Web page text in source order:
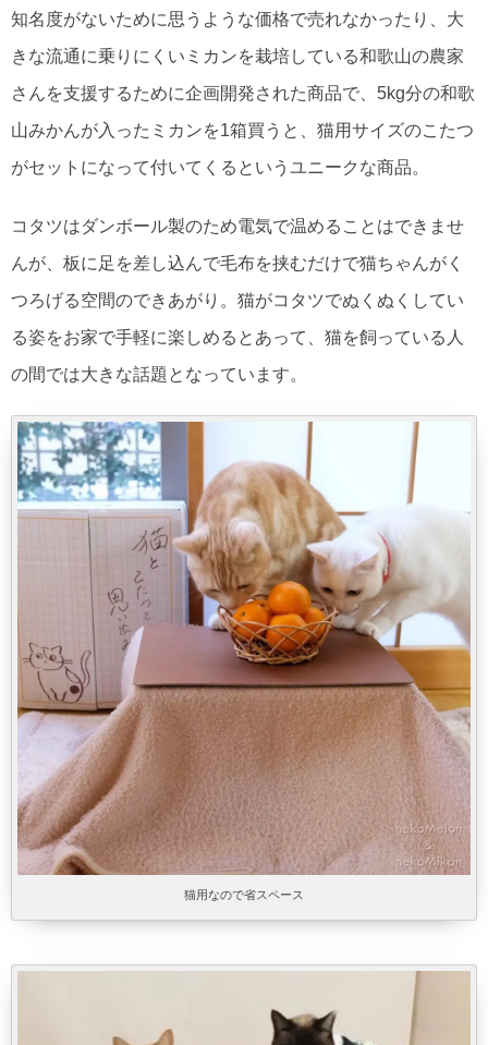
知名度がないために思うような価格で売れなかったり、大
きな流通に乗りにくいミカンを栽培している和歌山の農家
さんを支援するために企画開発された商品で、5kg分の和歌
山みかんが入ったミカンを1箱買うと、猫用サイズのこたつ
がセットになって付いてくるというユニークな商品。
コタツはダンボール製のため電気で温めることはできませ
んが、板に足を差し込んで毛布を挟むだけで猫ちゃんがく
つろげる空間のできあがり。猫がコタツでぬくぬくしてい
る姿をお家で手軽に楽しめるとあって、猫を飼っている人
の間では大きな話題となっています。
猫用なので省スペース